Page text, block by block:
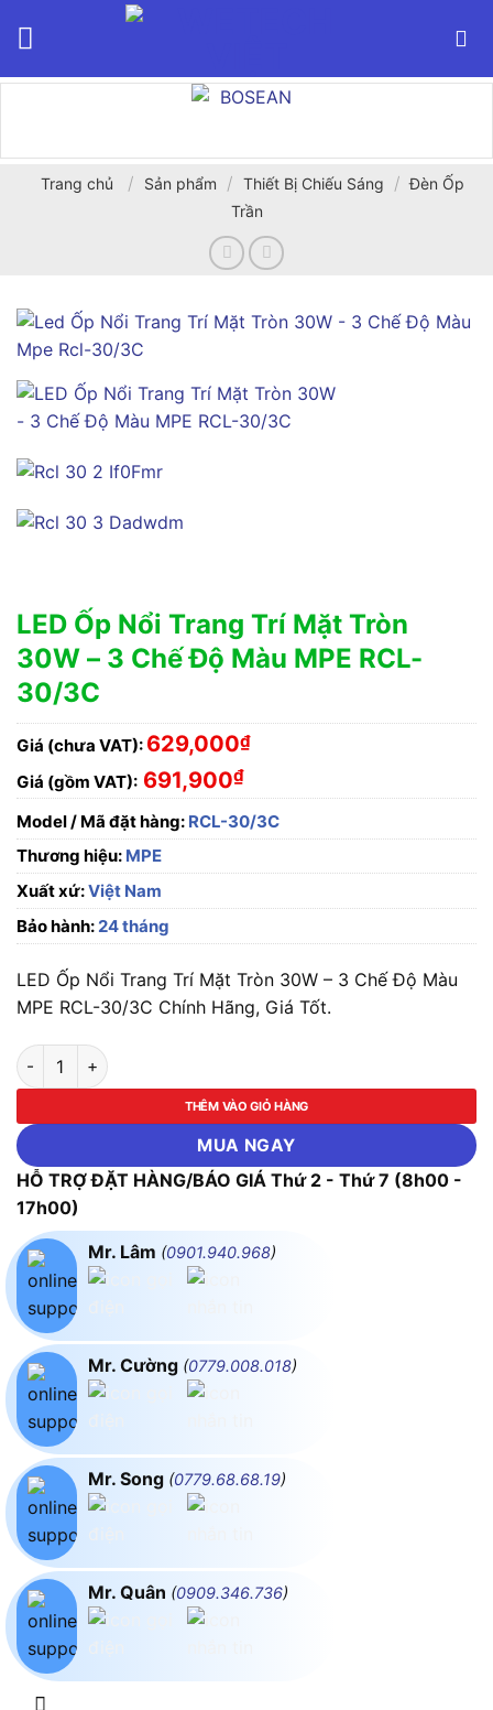
Trang chủ / Sản phẩm / Thiết Bị Chiếu Sáng / Đèn Ốp
Trần
LED Ốp Nổi Trang Trí Mặt Tròn
30W – 3 Chế Độ Màu MPE RCL-
30/3C
Giá (chưa VAT): 629,000₫
Giá (gồm VAT): 691,900₫
Model / Mã đặt hàng: RCL-30/3C
Thương hiệu: MPE
Xuất xứ:Việt Nam
Bảo hành:24 tháng
LED Ốp Nổi Trang Trí Mặt Tròn 30W – 3 Chế Độ Màu
MPE RCL-30/3C Chính Hãng, Giá Tốt.
LED Ốp Nổi Trang Trí Mặt Tròn 30W - 3 Chế Độ Màu MPE
THÊM VÀO GIỎ HÀNG
MUA NGAY
HỖ TRỢ ĐẶT HÀNG/BÁO GIÁ Thứ 2 - Thứ 7 (8h00 -
17h00)
Mr. Lâm (0901.940.968)
Mr. Cường (0779.008.018)
Mr. Song (0779.68.68.19)
Mr. Quân (0909.346.736)